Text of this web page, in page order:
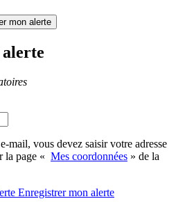
mon alerte
mail, vous devez saisir votre adresse
la page « Mes coordonnées » de la
Enregistrermon alerte